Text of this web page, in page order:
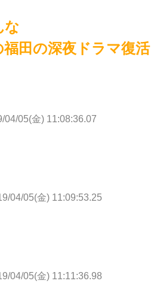
な
田の深夜ドラマ復活
04/05(金) 11:08:36.07
04/05(金) 11:09:53.25
04/05(金) 11:11:36.98